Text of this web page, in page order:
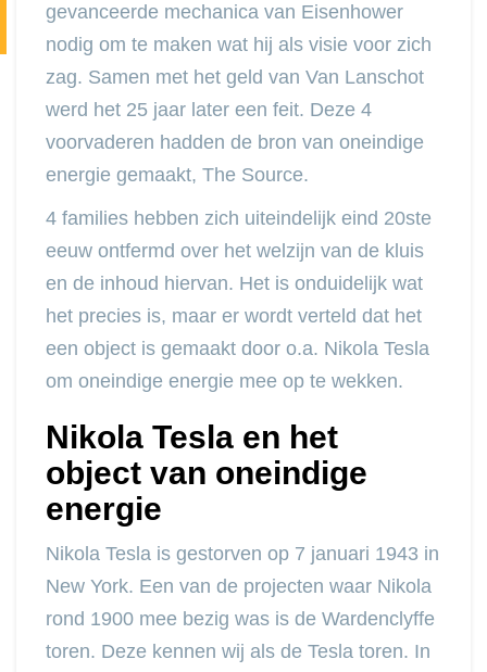
gevanceerde mechanica van Eisenhower
nodig om te maken wat hij als visie voor zich
zag. Samen met het geld van Van Lanschot
werd het 25 jaar later een feit. Deze 4
voorvaderen hadden de bron van oneindige
energie gemaakt, The Source.
4 families hebben zich uiteindelijk eind 20ste
eeuw ontfermd over het welzijn van de kluis
en de inhoud hiervan. Het is onduidelijk wat
het precies is, maar er wordt verteld dat het
een object is gemaakt door o.a. Nikola Tesla
om oneindige energie mee op te wekken.
Nikola Tesla en het
object van oneindige
energie
Nikola Tesla is gestorven op 7 januari 1943 in
New York. Een van de projecten waar Nikola
rond 1900 mee bezig was is de Wardenclyffe
toren. Deze kennen wij als de Tesla toren. In